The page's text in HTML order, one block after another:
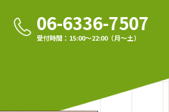
06-6336-7507
受付時間：15:00〜22:00（月〜土）